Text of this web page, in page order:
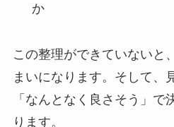
か
この整理ができていないと
まいになります。そして、
「なんとなく良さそう」で
ります。